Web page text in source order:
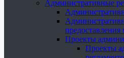
Административные
Проекты
Проекты